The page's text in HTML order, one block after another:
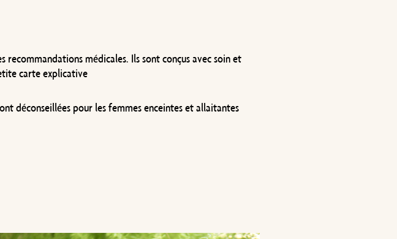
médicales. Ils sont conçus avec soin et
carte explicative
déconseillées pour les femmes enceintes et allaitantes